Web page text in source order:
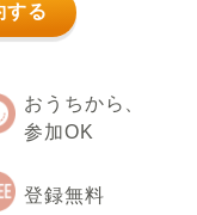
する
おうちから、
参加OK
登録無料